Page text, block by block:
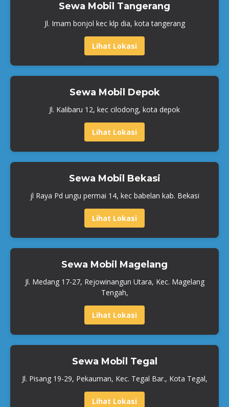
Sewa Mobil Tangerang
Jl. Imam bonjol kec klp dia, kota tangerang
Lihat Lokasi
Sewa Mobil Depok
Jl. Kalibaru 12, kec cilodong, kota depok
Lihat Lokasi
Sewa Mobil Bekasi
jl Raya Pd ungu permai 14, kec babelan kab. Bekasi
Lihat Lokasi
Sewa Mobil Magelang
Jl. Medang 17-27, Rejowinangun Utara, Kec. Magelang
Tengah,
Lihat Lokasi
Sewa Mobil Tegal
Jl. Pisang 19-29, Pekauman, Kec. Tegal Bar., Kota Tegal,
Lihat Lokasi